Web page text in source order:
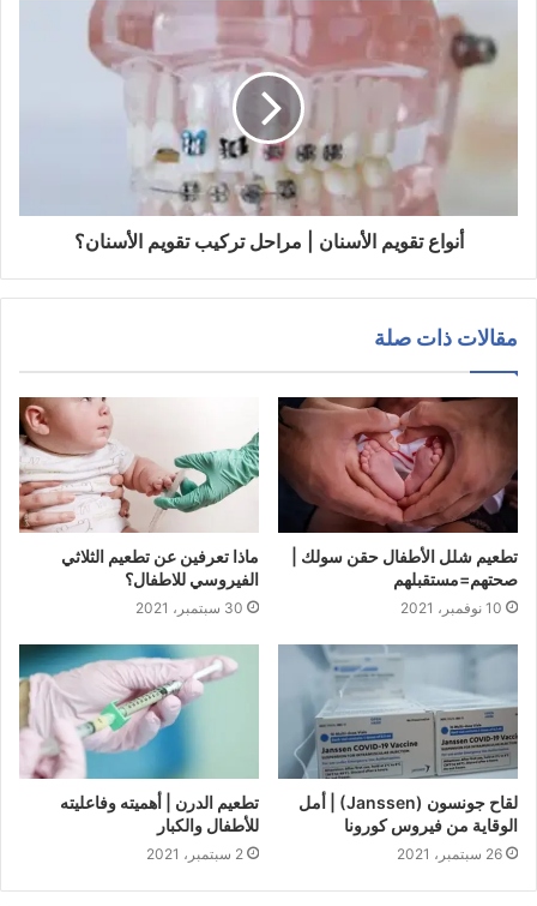
أنواع تقويم الأسنان | مراحل تركيب تقويم الأسنان؟
مقالات ذات صلة
تطعيم شلل الأطفال حقن سولك |
صحتهم=مستقبلهم
10 نوفمبر، 2021
ماذا تعرفين عن تطعيم الثلاثي
الفيروسي للاطفال؟
30 سبتمبر، 2021
لقاح جونسون (Janssen) | أمل
الوقاية من فيروس كورونا
26 سبتمبر، 2021
تطعيم الدرن | أهميته وفاعليته
للأطفال والكبار
2 سبتمبر، 2021